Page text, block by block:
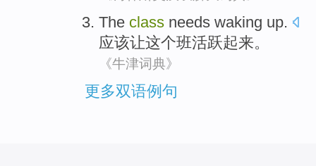
The class needs waking up.
应该让这个班活跃起来。
《牛津词典》
更多双语例句